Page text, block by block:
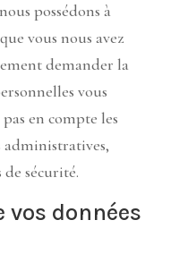
possédons à
vous nous avez
demander la
vous
en compte les
administratives,
sécurité.
données